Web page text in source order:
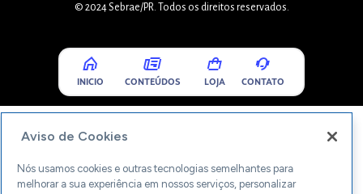
© 2024 Sebrae/PR. Todos os direitos reservados.
INICIO CONTEÚDOS LOJA CONTATO
Aviso de Cookies
Nós usamos cookies e outras tecnologias semelhantes para
melhorar a sua experiência em nossos serviços, personalizar